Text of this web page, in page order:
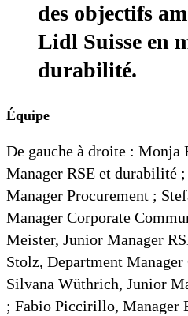
des objectifs
Lidl Suisse en
durabilité.
Équipe
De gauche à droite : Monja
Manager RSE et durabilité
Manager Procurement ;
Manager Corporate
Meister, Junior Manager
Stolz, Department
Silvana Wüthrich, Junior
; Fabio Piccirillo, Manager